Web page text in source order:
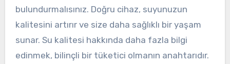
bulundurmalısınız. Doğru cihaz, suyunuzun
kalitesini artırır ve size daha sağlıklı bir yaşam
sunar. Su kalitesi hakkında daha fazla bilgi
edinmek, bilinçli bir tüketici olmanın anahtarıdır.